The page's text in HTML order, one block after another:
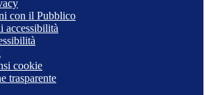
con il Pubblico
accessibilità
cookie
trasparente